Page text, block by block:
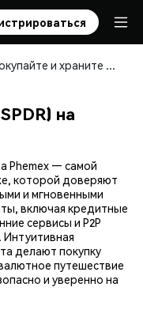
Покупайте и храните Spiderswap (SPDR) безопасно
на
Phemex — самой
которой доверяют
и мгновенными
включая кредитные
сервисы и P2P
делают покупку
путешествие
и уверенно на